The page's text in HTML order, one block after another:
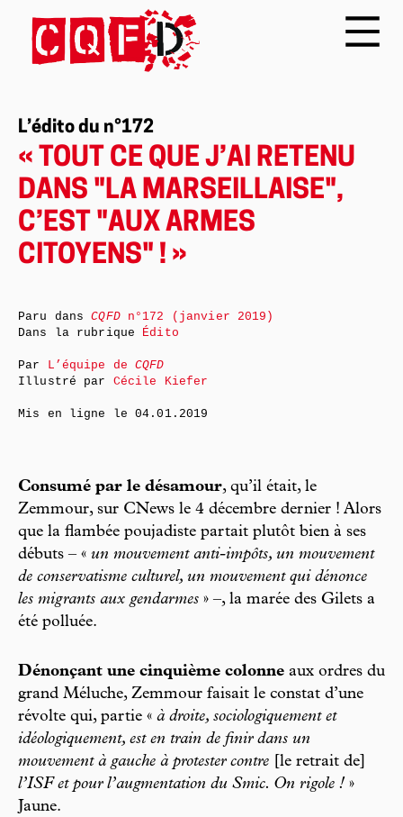
L’édito du n°172
« TOUT CE QUE J’AI RETENU
DANS "LA MARSEILLAISE",
C’EST "AUX ARMES
CITOYENS" ! »
Consumé par le désamour, qu’il était, le
Zemmour, sur CNews le 4 décembre dernier ! Alors
que la flambée poujadiste partait plutôt bien à ses
débuts – « un mouvement anti-impôts, un mouvement
de conservatisme culturel, un mouvement qui dénonce
les migrants aux gendarmes » –, la marée des Gilets a
été polluée.
Dénonçant une cinquième colonne aux ordres du
grand Méluche, Zemmour faisait le constat d’une
révolte qui, partie « à droite, sociologiquement et
idéologiquement, est en train de finir dans un
mouvement à gauche à protester contre [le retrait de]
l’ISF et pour l’augmentation du Smic. On rigole ! »
Jaune.
Paru dansCQFDn°172 (janvier 2019)
Dans la rubrique Édito
Par L’équipe deCQFD
Illustré par Cécile Kiefer
Mis en ligne le04.01.2019